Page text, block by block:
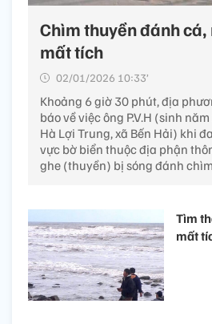
Chìm thuyền đánh
mất tích
02/01/2026 10:33’
Khoảng 6 giờ 30 phút, địa
báo về việc ông P.V.H (sinh
Hà Lợi Trung, xã Bến Hải) khi
vực bờ biển thuộc địa phận
ghe (thuyền) bị sóng đánh
Tìm
mất